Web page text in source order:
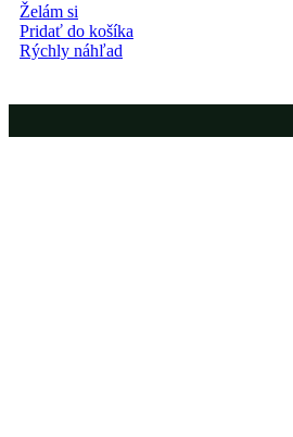
Želám si
Pridať do košíka
Rýchly náhľad